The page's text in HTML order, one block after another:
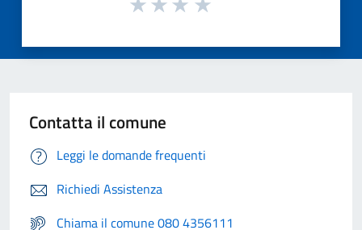
Contatta il comune
Leggi le domande frequenti
Richiedi Assistenza
Chiama il comune 080 4356111